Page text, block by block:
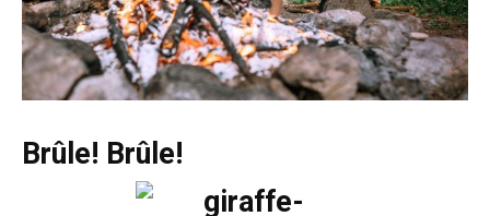
Brûle! Brûle!